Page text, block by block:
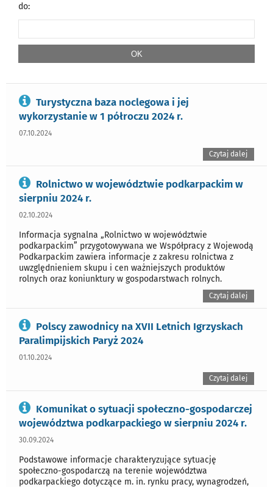
do:
Turystyczna baza noclegowa i jej
wykorzystanie w 1 półroczu 2024 r.
07.10.2024
Czytaj dalej
Rolnictwo w województwie podkarpackim w
sierpniu 2024 r.
02.10.2024
Informacja sygnalna „Rolnictwo w województwie
podkarpackim” przygotowywana we Współpracy z Wojewodą
Podkarpackim zawiera informacje z zakresu rolnictwa z
uwzględnieniem skupu i cen ważniejszych produktów
rolnych oraz koniunktury w gospodarstwach rolnych.
Czytaj dalej
Polscy zawodnicy na XVII Letnich Igrzyskach
Paralimpijskich Paryż 2024
01.10.2024
Czytaj dalej
Komunikat o sytuacji społeczno-gospodarczej
województwa podkarpackiego w sierpniu 2024 r.
30.09.2024
Podstawowe informacje charakteryzujące sytuację
społeczno-gospodarczą na terenie województwa
podkarpackiego dotyczące m. in. rynku pracy, wynagrodzeń,